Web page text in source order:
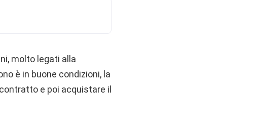
molto legati alla
è in buone condizioni, la
e poi acquistare il